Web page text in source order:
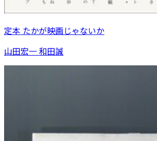
定本 たかが映画じゃないか
山田宏一 和田誠